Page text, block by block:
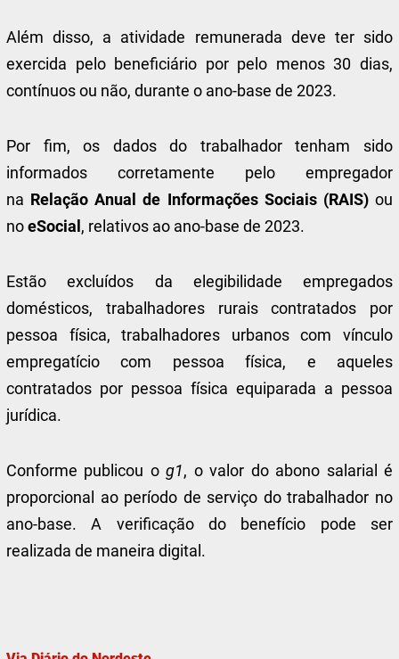
Além disso, a atividade remunerada deve ter sido
exercida pelo beneficiário por pelo menos 30 dias,
contínuos ou não, durante o ano-base de 2023.
Por fim, os dados do trabalhador tenham sido
informados corretamente pelo empregador
na Relação Anual de Informações Sociais (RAIS)ou
no eSocial , relativos ao ano-base de 2023.
Estão excluídos da elegibilidade empregados
domésticos, trabalhadores rurais contratados por
pessoa física, trabalhadores urbanos com vínculo
empregatício com pessoa física, e aqueles
contratados por pessoa física equiparada a pessoa
jurídica.
Conforme publicou og1, o valor do abono salarial é
proporcional ao período de serviço do trabalhador no
ano-base. A verificação do benefício pode ser
realizada de maneira digital.